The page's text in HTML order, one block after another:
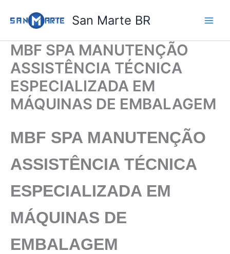
para
conteúdo
San Marte BR
MBF SPA MANUTENÇÃO
ASSISTÊNCIA TÉCNICA
ESPECIALIZADA EM
MÁQUINAS DE EMBALAGEM
MBF SPA MANUTENÇÃO
ASSISTÊNCIA TÉCNICA
ESPECIALIZADA EM
MÁQUINAS DE
EMBALAGEM